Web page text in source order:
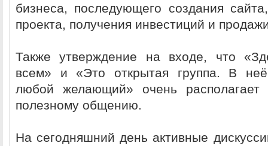
бизнеса, последующего создания
проекта, получения инвестиций и
Также утверждение на входе, что
всем» и «Это открытая группа. В
любой желающий» очень
полезному общению.
На сегодняшний день активные